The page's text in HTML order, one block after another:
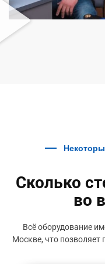
Сколько
во
Всё оборудование
Москве, что позволяет